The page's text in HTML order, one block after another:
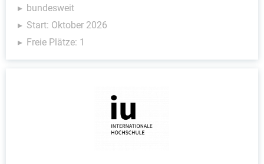
bundesweit
Start: Oktober 2026
Freie Plätze: 1